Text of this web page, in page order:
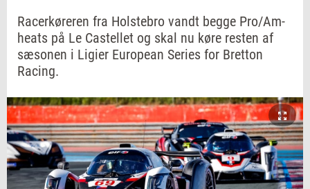
Racerkøreren fra Holstebro vandt begge Pro/Am-
heats på Le Castellet og skal nu køre resten af
sæsonen i Ligier European Series for Bretton
Racing.